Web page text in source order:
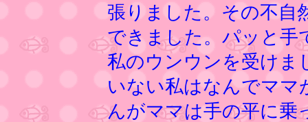
張りました。その不自
できました。パッと手
私のウンウンを受けま
いない私はなんでマ
んがママは手の平に乗